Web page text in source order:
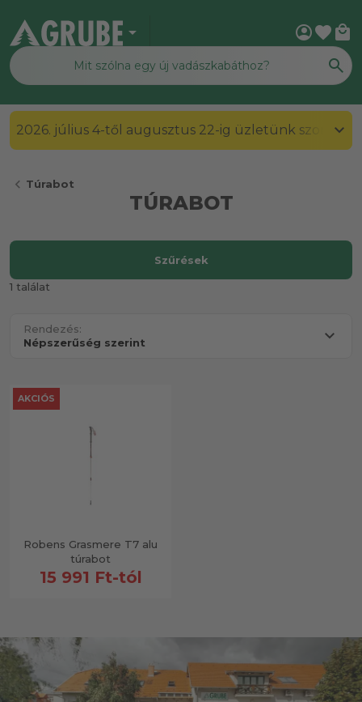
arrow_drop_down account_circlefavorite local_mall
2026. július 4-től augusztus 22-ig üzletünk
chevron_left Túrabot
TÚRABOT
1 találat
Rendezés:
Robens Grasmere T7 alu
túrabot
AKCIÓS
15 991 Ft-tól
Szűrések